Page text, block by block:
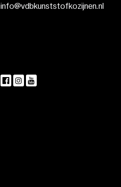
info@vdbkunststofkozijnen.nl